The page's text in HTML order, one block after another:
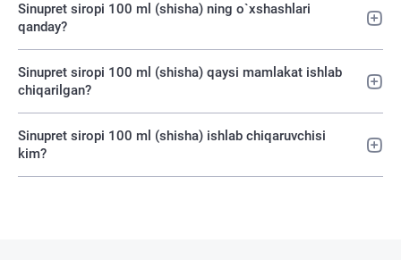
Sinupret siropi 100 ml (shisha) ning o`xshashlari
qanday?
Sinupret siropi 100 ml (shisha) qaysi mamlakat ishlab
chiqarilgan?
Sinupret siropi 100 ml (shisha) ishlab chiqaruvchisi
kim?